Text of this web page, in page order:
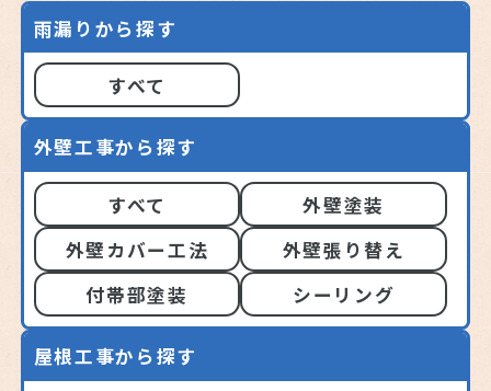
雨漏りから探す
すべて
外壁工事から探す
すべて
外壁塗装
外壁カバー工法
外壁張り替え
付帯部塗装
シーリング
屋根工事から探す